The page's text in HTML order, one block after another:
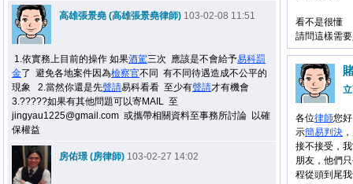
高雄張景堯 (高雄張景堯律師) 103-02-08 11:51
1.依實務上目前的操作 如果酒駕三次 應該是不會給予易科罰
金了 避免各地案件因為檢察官不同 有不同待遇造成不公平的
現象 2.當然你還是先聲請易科看看 至少有聲請才有機會
3.?????如果有其他問題可以寄MAIL 至
jingyau1225@gmail.com 或攜帶相關資料至事務所討論 以確
保權益
房佑璟 (房律師) 103-02-27 14:02
看不是很懂
請問這樣需
各位律師您
示簡易判決
接不接受，
朋友，他們
程從頭到尾